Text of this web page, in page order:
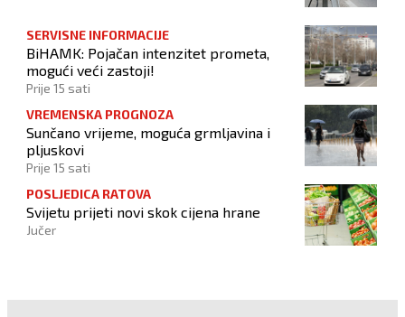
SERVISNE INFORMACIJE
BiHAMK: Pojačan intenzitet prometa,
mogući veći zastoji!
Prije 15 sati
VREMENSKA PROGNOZA
Sunčano vrijeme, moguća grmljavina i
pljuskovi
Prije 15 sati
POSLJEDICA RATOVA
Svijetu prijeti novi skok cijena hrane
Jučer